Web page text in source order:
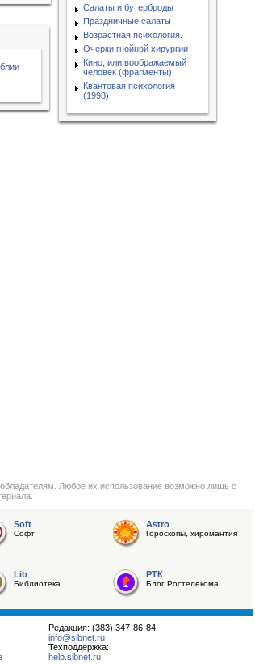
Салаты и бутерброды
Праздничные салаты
Возрастная психология.
Очерки гнойной хирургии
Кино, или воображаемый
человек (фрагменты)
Квантовая психология
(1998)
Любое их использование возможно лишь с
Soft
Софт
Astro
Гороскопы, хиромантия
Lib
Библиотека
РТК
Блог Ростелекома
Редакция: (383) 347-86-84
info@sibnet.ru
Техподдержка:
help.sibnet.ru